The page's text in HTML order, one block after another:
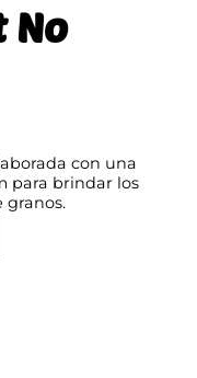
No
con una
para brindar los
granos.